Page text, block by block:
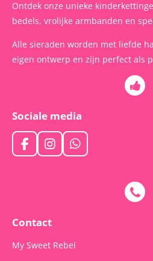
Ontdek onze unieke
bedels, vrolijke armbanden en
Alle sieraden worden met liefde
eigen ontwerp en zijn perfect als
Sociale media
F
a
k
I
n
r
a
m
W
h
Contact
My Sweet Rebel